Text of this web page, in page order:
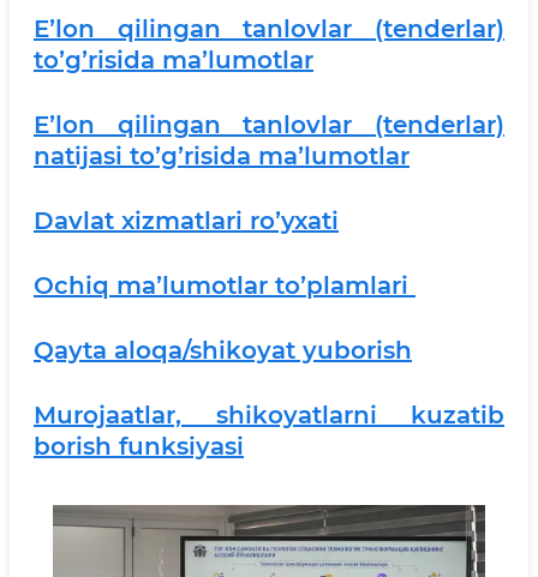
Eʼlon qilingan tanlovlar (tenderlar)
toʼgʼrisida maʼlumotlar
Eʼlon qilingan tanlovlar (tenderlar)
natijasi toʼgʼrisida maʼlumotlar
Davlat xizmatlari roʼyxati
Ochiq maʼlumotlar toʼplamlari
Qayta aloqa/shikoyat yuborish
Murojaatlar, shikoyatlarni kuzatib
borish funksiyasi